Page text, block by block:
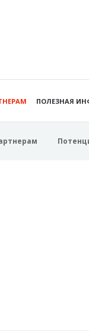
ПОЛЕЗНАЯ